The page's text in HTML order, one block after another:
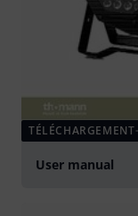
TÉLÉCHARGEMENT
User manual